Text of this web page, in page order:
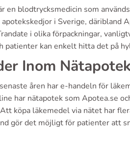
en blodtrycksmedicin som
i Sverige, däribland
i olika förpackningar,
patienter kan enkelt hitta det på
Inom Nätapotek
åren har e-handeln för
har nätapotek som Apotea.se
köpa läkemedel via nätet har
gör det möjligt för patienter att